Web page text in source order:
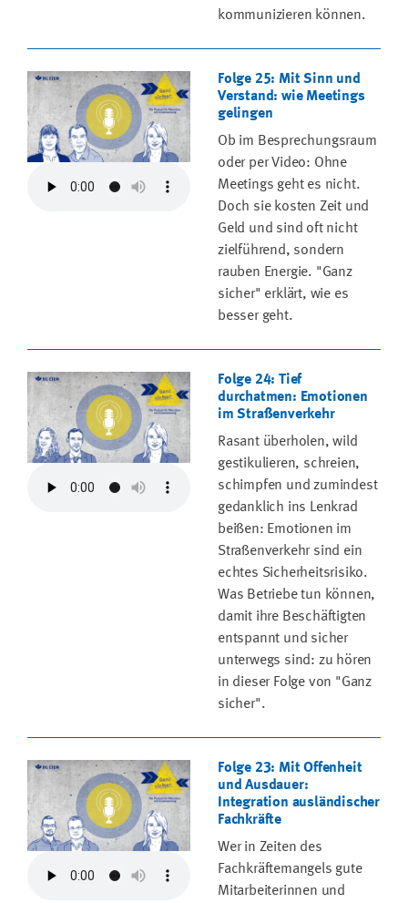
kommunizieren können.
Folge 25: Mit Sinn und
Verstand: wie Meetings
gelingen
Ob im Besprechungsraum
oder per Video: Ohne
Meetings geht es nicht.
Doch sie kosten Zeit und
Geld und sind oft nicht
zielführend, sondern
rauben Energie. "Ganz
sicher" erklärt, wie es
besser geht.
Folge 24: Tief
durchatmen: Emotionen
im Straßenverkehr
Rasant überholen, wild
gestikulieren, schreien,
schimpfen und zumindest
gedanklich ins Lenkrad
beißen: Emotionen im
Straßenverkehr sind ein
echtes Sicherheitsrisiko.
Was Betriebe tun können,
damit ihre Beschäftigten
entspannt und sicher
unterwegs sind: zu hören
in dieser Folge von "Ganz
sicher".
Folge 23: Mit Offenheit
und Ausdauer:
Integration ausländischer
Fachkräfte
Wer in Zeiten des
Fachkräftemangels gute
Mitarbeiterinnen und